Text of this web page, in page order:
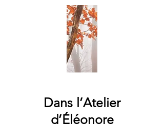
Dans l’Atelier
d’Éléonore